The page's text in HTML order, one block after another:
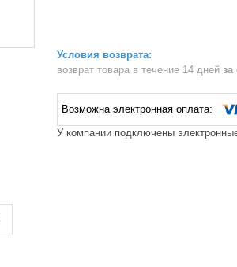
возврат товара в течение 14 дней за
У компании подключены